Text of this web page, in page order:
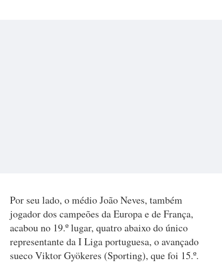
Por seu lado, o médio João Neves, também
jogador dos campeões da Europa e de França,
acabou no 19.º lugar, quatro abaixo do único
representante da I Liga portuguesa, o avançado
sueco Viktor Gyökeres (Sporting), que foi 15.º.